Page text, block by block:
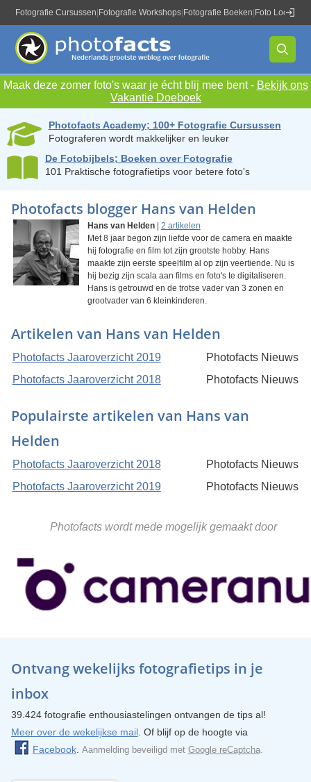
Fotografie Cursussen Fotografie Workshops Fotografie Boeken Foto Locaties
Maak deze zomer foto's waar je écht blij mee bent - Bekijk ons
Vakantie Doeboek
Photofacts Academy; 100+ Fotografie Cursussen
Fotograferen wordt makkelijker en leuker
De Fotobijbels; Boeken over Fotografie
101 Praktische fotografietips voor betere foto's
Photofacts blogger Hans van Helden
Hans van Helden| 2 artikelen
Met 8 jaar begon zijn liefde voor de camera en maakte
hij fotografie en film tot zijn grootste hobby. Hans
maakte zijn eerste speelfilm al op zijn veertiende. Nu is
hij bezig zijn scala aan films en foto's te digitaliseren.
Hans is getrouwd en de trotse vader van 3 zonen en
grootvader van 6 kleinkinderen.
Artikelen van Hans van Helden
Photofacts Jaaroverzicht 2019
Photofacts Nieuws
Photofacts Jaaroverzicht 2018
Photofacts Nieuws
Populairste artikelen van Hans van
Helden
Photofacts Jaaroverzicht 2018
Photofacts Nieuws
Photofacts Jaaroverzicht 2019
Photofacts Nieuws
Photofacts wordt mede mogelijk gemaakt door
Ontvang wekelijks fotografietips in je
inbox
39.424 fotografie enthousiastelingen ontvangen de tips al!
Meer over de wekelijkse mail. Of blijf op de hoogte via
Facebook. Aanmelding beveiligd met Google reCaptcha.